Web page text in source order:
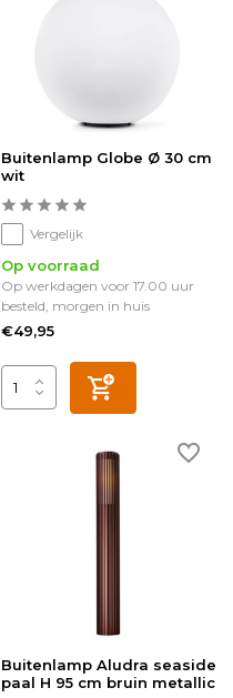
Buitenlamp Globe Ø 30 cm
wit
Vergelijk
Op voorraad
Op werkdagen voor 17.00 uur
besteld, morgen in huis
€49,95
Buitenlamp Aludra seaside
paal H 95 cm bruin metallic